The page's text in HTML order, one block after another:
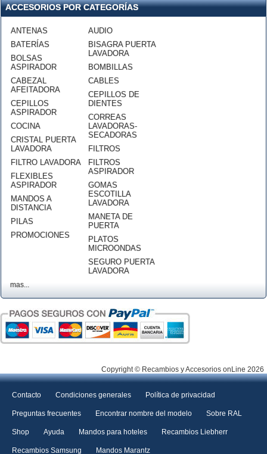
ACCESORIOS POR CATEGORÍAS
ANTENAS
BATERÍAS
BOLSAS
ASPIRADOR
CABEZAL
AFEITADORA
CEPILLOS
ASPIRADOR
COCINA
CRISTAL PUERTA
LAVADORA
FILTRO LAVADORA
FLEXIBLES
ASPIRADOR
MANDOS A
DISTANCIA
PILAS
PROMOCIONES
AUDIO
BISAGRA PUERTA
LAVADORA
BOMBILLAS
CABLES
CEPILLOS DE
DIENTES
CORREAS
LAVADORAS-
SECADORAS
FILTROS
FILTROS
ASPIRADOR
GOMAS
ESCOTILLA
LAVADORA
MANETA DE
PUERTA
PLATOS
MICROONDAS
SEGURO PUERTA
LAVADORA
mas...
Copyright © Recambios y Accesorios onLine 2026
Contacto Condiciones generales Política de privacidad
Preguntas frecuentes Encontrar nombre del modelo Sobre RAL
Shop Ayuda Mandos para hoteles Recambios Liebherr
Recambios Samsung Mandos Marantz